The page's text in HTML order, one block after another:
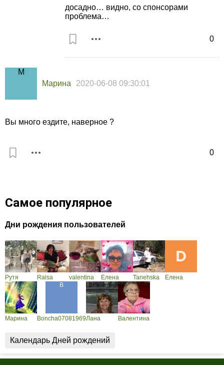
0
досадно… видно, со спонсорами
проблема…
Марина 2020-06-08 09:30:01
0
Вы много ездите, наверное ?
Самое популярное
Дни рождения пользователей
Рутя Raisa valentina Елена Tanehska Елена
Марина Boncha07081969Лана Валентина
Календарь Дней рождений